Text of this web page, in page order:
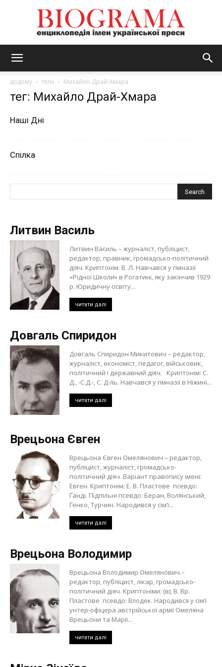
додому теги Михайло Драй-Хмара
тег: Михайло Драй-Хмара
Наші Дні
Спілка
Литвин Василь
Литвин Василь – журналіст, публіцист,
редактор, правник, громадсько-політичний
діяч. Криптонім: В. Л. Навчався у гімназії
«Рідної Школи» в Рогатині, яку закінчив 1929
р. Юридичну освіту...
читати далі
Довгаль Спиридон
Довгаль Спиридон Микитович – редактор,
журналіст, економіст, педагог, військовик,
політичний і державний діяч. Криптонім: С.
Д., -С.Д.-, С. Д-ль. Навчався у гімназії в Ніжині...
читати далі
Врецьона Євген
Врецьона Євген Омелянович – редактор,
публіцист, журналіст, громадсько-
політичний діяч. Варіант правопису імені:
Евген. Криптонім: Е. В. Пластове псевдо:
Ґанді. Підпільні псевдо: Беран, Волянський,
Ґенко, Турчин. Народився у сім’ї...
читати далі
Врецьона Володимир
Врецьона Володимир Омелянович –
редактор, публіцист, лікар, громадсько-
політичний діяч. Криптоніми: (в), В. Вр.
Пластове псевдо: Влодек. Народився у сім’ї
унтер-офіцера австрійської армії Омеляна
Врецьони та Марії...
читати далі